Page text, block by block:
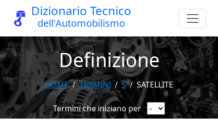
Dizionario Tecnico
dell'Automobilismo
Definizione
HOME TERMINI S SATELLITE
Termini che iniziano per